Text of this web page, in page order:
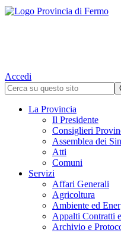
Accedi
La Provincia
Il Presidente
Consiglieri
Assemblea dei
Atti
Comuni
Servizi
Affari Generali
Agricoltura
Ambiente ed
Appalti Contratti
Archivio e